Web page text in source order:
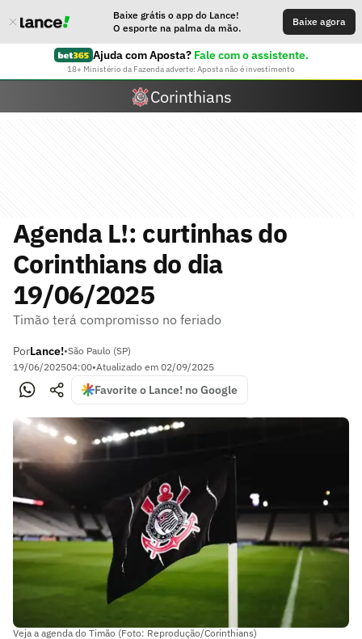
Baixe grátis o app do Lance!
O esporte na palma da mão.
Baixe agora
Ajuda com Aposta? Fale com o assistente.
18+ Ministério da Fazenda adverte: Aposta não é investimento
Corinthians
Agenda L!: curtinhas do
Corinthians do dia
19/06/2025
Timão terá compromisso no feriado
PorLance!•São Paulo (SP)
19/06/202504:00•Atualizado em 02/09/2025
Favorite o Lance! no Google
Veja a agenda do Timão (Foto: Reprodução/Corinthians)